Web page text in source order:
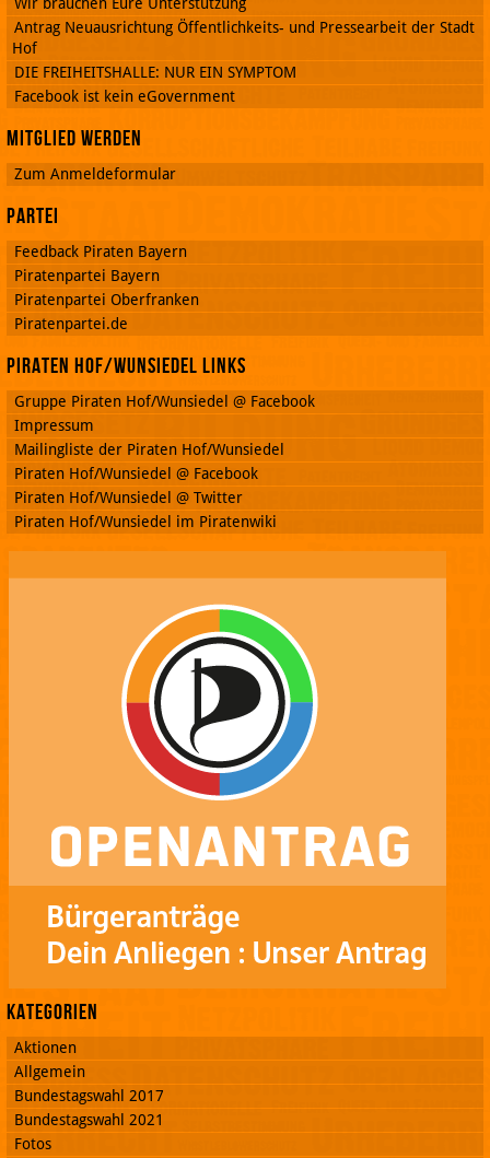
Antrag Neuausrichtung Öffentlichkeits- und Pressearbeit der Stadt
Hof
DIE FREIHEITSHALLE: NUR EIN SYMPTOM
Facebook ist kein eGovernment
Mitglied werden
Zum Anmeldeformular
Partei
Feedback Piraten Bayern
Piratenpartei Bayern
Piratenpartei Oberfranken
Piratenpartei.de
Piraten Hof/Wunsiedel Links
Gruppe Piraten Hof/Wunsiedel @ Facebook
Impressum
Mailingliste der Piraten Hof/Wunsiedel
Piraten Hof/Wunsiedel @ Facebook
Piraten Hof/Wunsiedel @ Twitter
Piraten Hof/Wunsiedel im Piratenwiki
Kategorien
Aktionen
Allgemein
Bundestagswahl 2017
Bundestagswahl 2021
Fotos